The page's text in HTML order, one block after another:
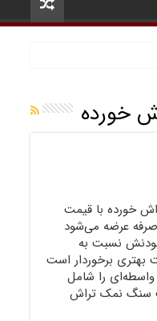
خورده
خورده با قیمت
عرضه می‌شود
نسبت به
برخوردار است
را شامل
سنگ نمک تراش